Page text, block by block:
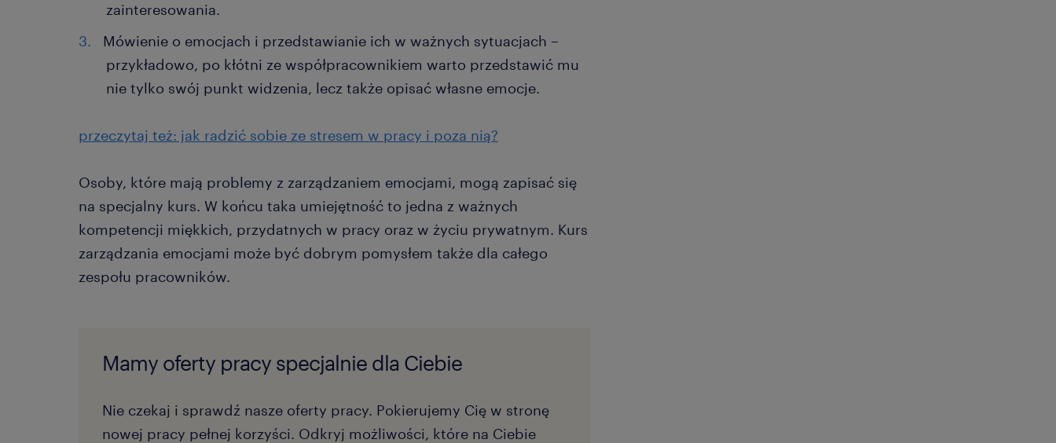
zainteresowania.
Mówienie o emocjach i przedstawianie ich w ważnych sytuacjach –
przykładowo, po kłótni ze współpracownikiem warto przedstawić mu
nie tylko swój punkt widzenia, lecz także opisać własne emocje.
przeczytaj też: jak radzić sobie ze stresem w pracy i poza nią?
Osoby, które mają problemy z zarządzaniem emocjami, mogą zapisać się
na specjalny kurs. W końcu taka umiejętność to jedna z ważnych
kompetencji miękkich, przydatnych w pracy oraz w życiu prywatnym. Kurs
zarządzania emocjami może być dobrym pomysłem także dla całego
zespołu pracowników.
Mamy oferty pracy specjalnie dla Ciebie
Nie czekaj i sprawdź nasze oferty pracy. Pokierujemy Cię w stronę
nowej pracy pełnej korzyści. Odkryj możliwości, które na Ciebie